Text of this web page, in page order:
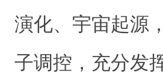
演化、宇宙起源
子调控，充分发